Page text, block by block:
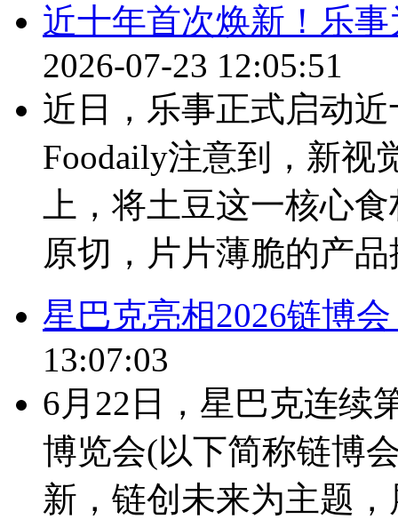
近十年首次焕新！乐
2026-07-23 12:05:51
近日，乐事正式启动
Foodaily注意到，新视
上，将土豆这一核心
原切，片片薄脆的产
星巴克亮相2026链博
13:07:03
6月22日，星巴克连续
博览会(以下简称链博
新，链创未来为主题